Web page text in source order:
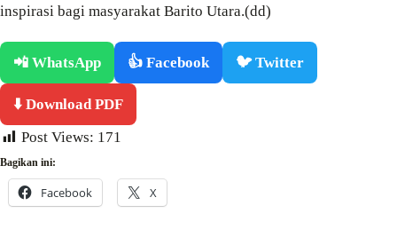
inspirasi bagi masyarakat Barito Utara.(dd)
📲 WhatsApp 👍 Facebook 🐦 Twitter
⬇️ Download PDF
Post Views: 171
Bagikan ini:
Facebook X